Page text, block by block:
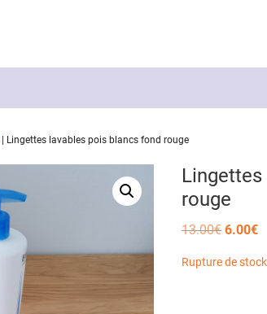
Lingettes lavables pois blancs fond rouge
rouge
13.00€ Le
était :
6.00€Le
Rupture de stock